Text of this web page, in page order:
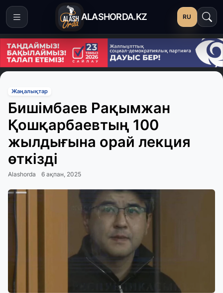
ALASHORDA.KZ RU
Жаңалықтар
Бишімбаев Рақымжан
Қошқарбаевтың 100
жылдығына орай лекция
өткізді
Alashorda 6 ақпан, 2025